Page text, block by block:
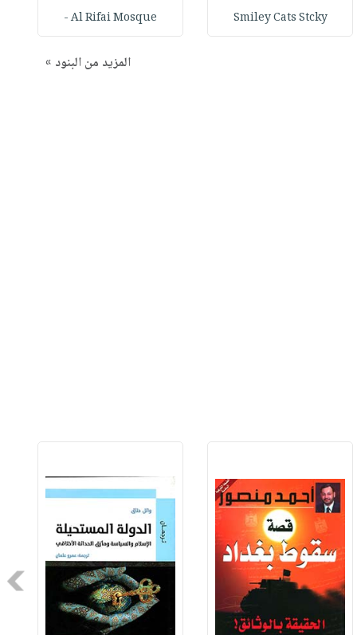
Smiley Cats Stcky
Al Rifai Mosque -
المزيد من البنود »